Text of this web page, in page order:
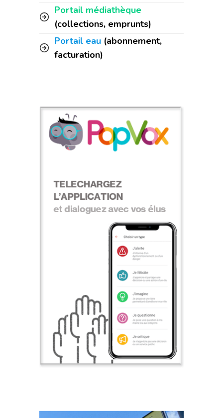
Portail médiathèque
(collections, emprunts)
Portail eau (abonnement,
facturation)